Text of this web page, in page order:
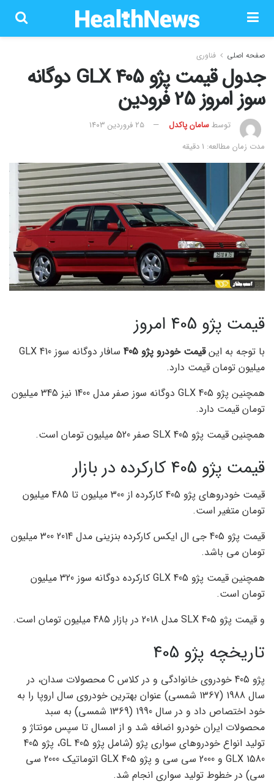
صفحه اصلی فناوری
جدول قیمت پژو 405 GLX دوگانه
سوز امروز 25 فرودین
توسطسامان پاکدل
۲۵ فروردین ۱۴۰۳
مدت زمان مطالعه: 1 دقیقه
قیمت پژو 405 امروز
با توجه به اینقیمت خودرو پژو 405
سافار دوگانه سوز GLX 410
میلیون تومان قیمت دارد.
همچنین پژو 405 GLX دوگانه سوز صفر مدل 1400 نیز 345 میلیون
تومان قیمت دارد.
همچنین قیمت پژو 405 SLX صفر 520 میلیون تومان است.
قیمت پژو 405 کارکرده در بازار
قیمت خودروهای پژو 405 کارکرده از 300 میلیون تا 485 میلیون
تومان متغیر است.
قیمت پژو 405 جی ال ایکس کارکرده بنزینی مدل 2014 300 میلیون
تومان می باشد.
همچنین قیمت پژو 405 GLX کارکرده دوگانه سوز 320 میلیون
تومان است.
و قیمت پژو 405 SLX مدل 2018 در بازار 485 میلیون تومان است.
تاریخچه پژو 405
پژو 405 خودروی خانوادگی و در کلاس C محصولات سدان، در
سال 1988 (1367 شمسی) عنوان بهترین خودروی سال اروپا را به
خود اختصاص داد و در سال 1990 (1369 شمسی) به سبد
محصولات ایران خودرو اضافه شد و از امسال تا سپس مونتاژ و
تولید انواع خودروهای سواری پژو (شامل پژو 405 GL، پژو 405
GLX 1580 و 2000 سی سی و پژو 405 GLX اتوماتیک 2000 سی
سی) در خطوط تولید سواری انجام شد.